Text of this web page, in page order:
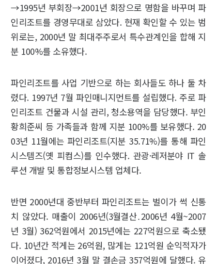
→1995년 부회장→2001년 회장으로 명함을 바꾸며 파
인리조트를 경영무대로 삼았다. 현재 확인할 수 있는 범
위로는, 2000년 말 최대주주로서 특수관계인을 합해 지
분 100%를 소유했다.
파인리조트를 사업 기반으로 하는 회사들도 하나 둘 차
렸다. 1997년 7월 파인매니지먼트를 설립했다. 주로 파
인리조트 건물과 시설 관리, 청소용역을 담당했다. 부인
황희준씨 등 가족들과 함께 지분 100%를 보유했다. 20
03년 11월에는 파인리조트(지분 35.71%)를 통해 파인
시스템즈(옛 피컴스)를 인수했다. 관광·레저분야 IT 솔
루션 개발 및 통합정보시스템 업체다.
반면 2000년대 중반부터 파인리조트는 벌이가 썩 신통
치 않았다. 매출이 2006년(3월결산․2006년 4월~2007
년 3월) 362억원에서 2015년에는 227억원으로 축소됐
다. 10년간 적게는 26억원, 많게는 121억원 순익적자가
이어졌다, 2016년 3월 말 결손금 357억원에 달했다. 유